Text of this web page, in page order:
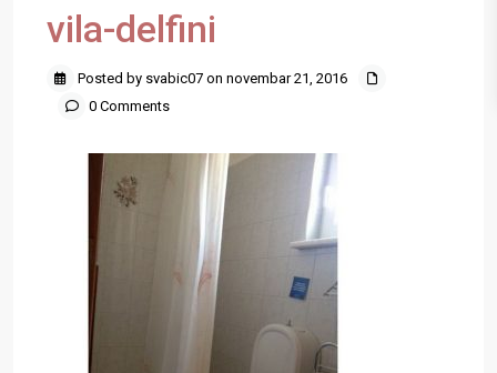
vila-delfini
Posted by svabic07 on novembar 21, 2016
0 Comments